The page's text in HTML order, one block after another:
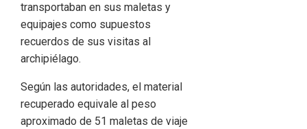
transportaban en sus maletas y
equipajes como supuestos
recuerdos de sus visitas al
archipiélago.
Según las autoridades, el material
recuperado equivale al peso
aproximado de 51 maletas de viaje